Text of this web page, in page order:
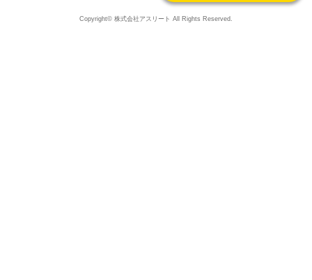
Copyright© 株式会社アスリート All Rights Reserved.